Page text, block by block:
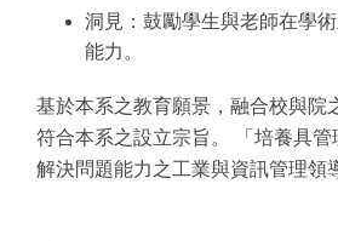
洞見：鼓勵學生與老師在學
能力。
基於本系之教育願景，融合校與院
符合本系之設立宗旨。 「培養具管
解決問題能力之工業與資訊管理領